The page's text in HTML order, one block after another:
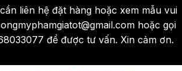
liên hệ đặt hàng hoặc xem mẫu vui
hoặc gọi
để được tư vấn. Xin cảm ơn.